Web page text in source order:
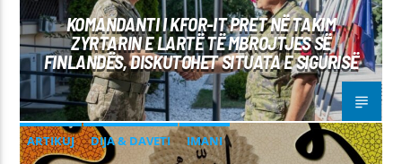
KOMANDANTI I KFOR-IT PRET NË TAKIM
ZYRTARIN E LARTË TË MBROJTJES SË
FINLANDËS, DISKUTOHET SITUATA E SIGURISË
ARTIKUJ DIJA & DAVETI IMANI